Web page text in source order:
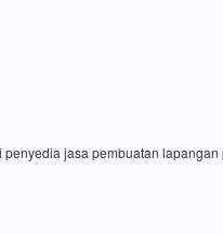
jasa pembuatan lapangan